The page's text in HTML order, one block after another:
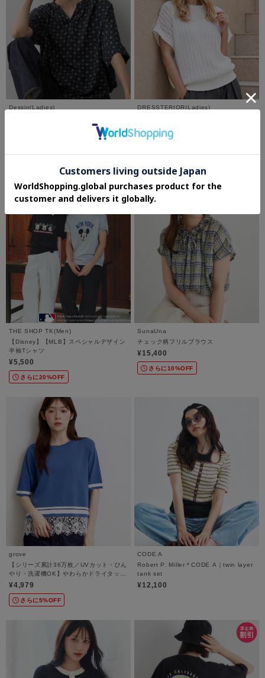
Dessin(Ladies)
さらに10%OFF
DRESSTERIOR(Ladies)
シアーメッシュプルオーバー
¥7,920
THE SHOP TK(Men)
【Disney】【MLB】スペシャルデザイン
半袖Tシャツ
¥5,500
さらに20%OFF
SunaUna
チェック柄フリルブラウス
¥15,400
さらに10%OFF
grove
【シリーズ累計36万枚／UVカット・ひん
やり・洗濯機OK】やわらかドライタッチ
レースドッキングニット
¥4,979
さらに5%OFF
CODE A
Robert P. Miller＊CODE A｜twin layer
tank set
¥12,100